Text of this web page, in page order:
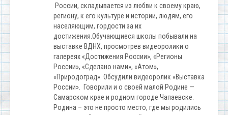
России, складывается из любви к своему краю,
региону, к его культуре и истории, людям, его
населяющим, гордости за их
достижения.Обучающиеся школы побывали на
выставке ВДНХ, просмотрев видеоролики о
галереях «Достижения России», «Регионы
России», «Сделано нами», «Атом»,
«Природоград». Обсудили видеоролик «Выставка
России». Говорили и о своей малой Родине —
Самарском крае и родном городе Чапаевске.
Родина – это не просто место, где мы родились